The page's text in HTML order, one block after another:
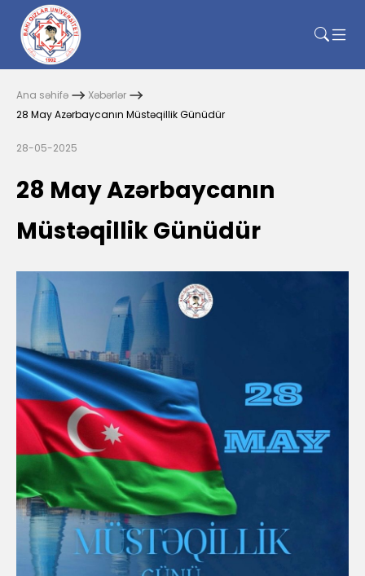
Ana səhifə
Xəbərlər
28 May Azərbaycanın Müstəqillik Günüdür
28-05-2025
28 May Azərbaycanın
Müstəqillik Günüdür